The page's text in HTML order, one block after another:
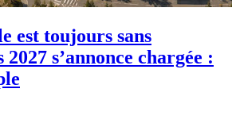
est toujours sans
s’annonce chargée :